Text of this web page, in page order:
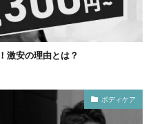
激安の理由とは？
ボディケア